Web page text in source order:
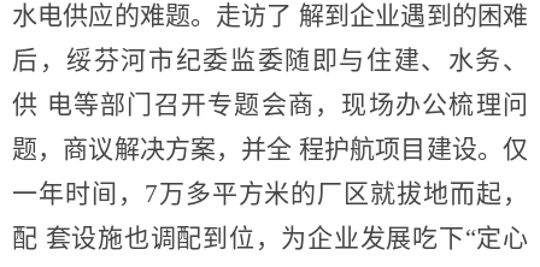
水电供应的难题。走访了 解到企业遇到的困难
后，绥芬河市纪委监委随即与住建、水务、
供 电等部门召开专题会商，现场办公梳理问
题，商议解决方案，并全 程护航项目建设。仅
一年时间，7万多平方米的厂区就拔地而起，
配 套设施也调配到位，为企业发展吃下“定心